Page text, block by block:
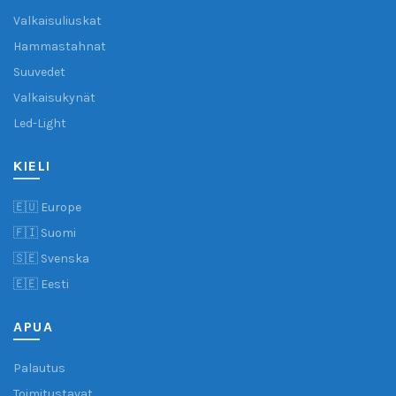
Valkaisuliuskat
Hammastahnat
Suuvedet
Valkaisukynät
Led-Light
KIELI
🇪🇺 Europe
🇫🇮 Suomi
🇸🇪 Svenska
🇪🇪 Eesti
APUA
Palautus